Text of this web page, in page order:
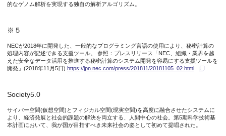
的なゲノム解析を実現する独自の解析アルゴリズム。
※５
NECが2018年に開発した、一般的なプログラミング言語の使用により、秘密計算の
処理内容が記述できる支援ツール。 参照：プレスリリース「NEC、組織・業界を越
えた安全なデータ活用を推進する秘密計算のシステム開発を容易にする支援ツールを
開発」(2018年11月5日) https://jpn.nec.com/press/201811/20181105_02.html
Society5.0
サイバー空間(仮想空間)とフィジカル空間(現実空間)を高度に融合させたシステムに
より、経済発展と社会的課題の解決を両立する、人間中心の社会。第5期科学技術基
本計画において、我が国が目指すべき未来社会の姿として初めて提唱された。